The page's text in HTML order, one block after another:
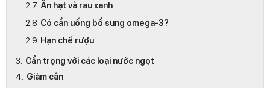
Ăn hạt và rau xanh
Có cần uống bổ sung omega-3?
Hạn chế rượu
Cẩn trọng với các loại nước ngọt
Giảm cân